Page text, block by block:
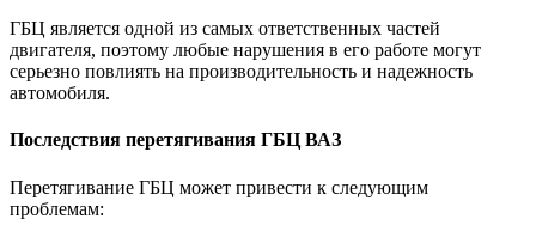
ГБЦ является одной из самых ответственных частей
двигателя, поэтому любые нарушения в его работе могут
серьезно повлиять на производительность и надежность
автомобиля.
Последствия перетягивания ГБЦ ВАЗ
Перетягивание ГБЦ может привести к следующим
проблемам: